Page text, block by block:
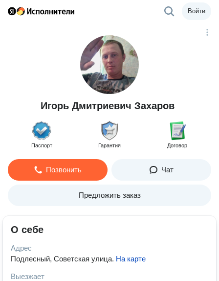
Войти
Игорь Дмитриевич Захаров
Паспорт Гарантия Договор
Позвонить Чат
Предложить заказ
О себе
Адрес
Подлесный, Советская улица. На карте
Выезжает